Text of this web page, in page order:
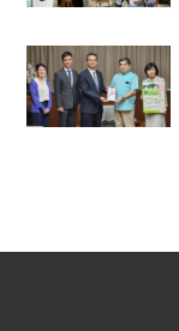
ビ
ゲ
ョ